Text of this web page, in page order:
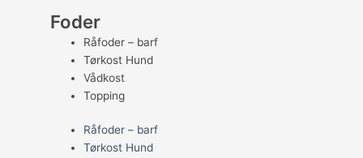
Foder
Råfoder – barf
Tørkost Hund
Vådkost
Topping
Råfoder – barf
Tørkost Hund